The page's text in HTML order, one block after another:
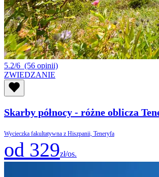
5.2/6 (56 opinii)
ZWIEDZANIE
Skarby północy - różne oblicza
Wycieczka fakultatywna z Hiszpanii, Teneryfa
od 329zł/os.